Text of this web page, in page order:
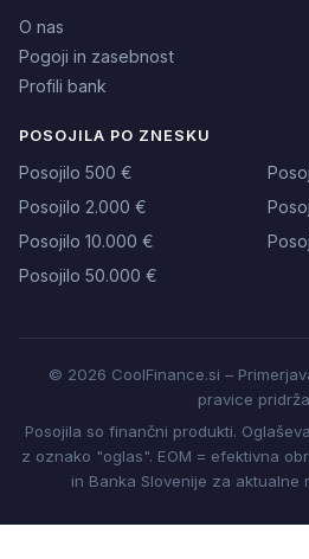
O nas
Pogoji in zasebnost
Profili bank
POSOJILA PO ZNESKU
Posojilo 500 €
Posojilo 2.000 €
Posojilo 10.000 €
Posojilo 50.000 €
© 2026 CoolFinance.si –
pravice
Posojila so finančni produkti.
z oznako "oglas". EOM = efektivna
in Banka Slovenije za aktualne